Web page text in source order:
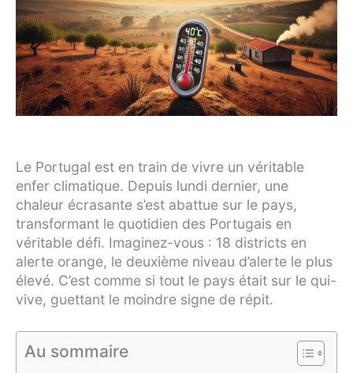
Le Portugal est en train de vivre un véritable
enfer climatique. Depuis lundi dernier, une
chaleur écrasante s’est abattue sur le pays,
transformant le quotidien des Portugais en
véritable défi. Imaginez-vous : 18 districts en
alerte orange, le deuxième niveau d’alerte le plus
élevé. C’est comme si tout le pays était sur le qui-
vive, guettant le moindre signe de répit.
Au sommaire